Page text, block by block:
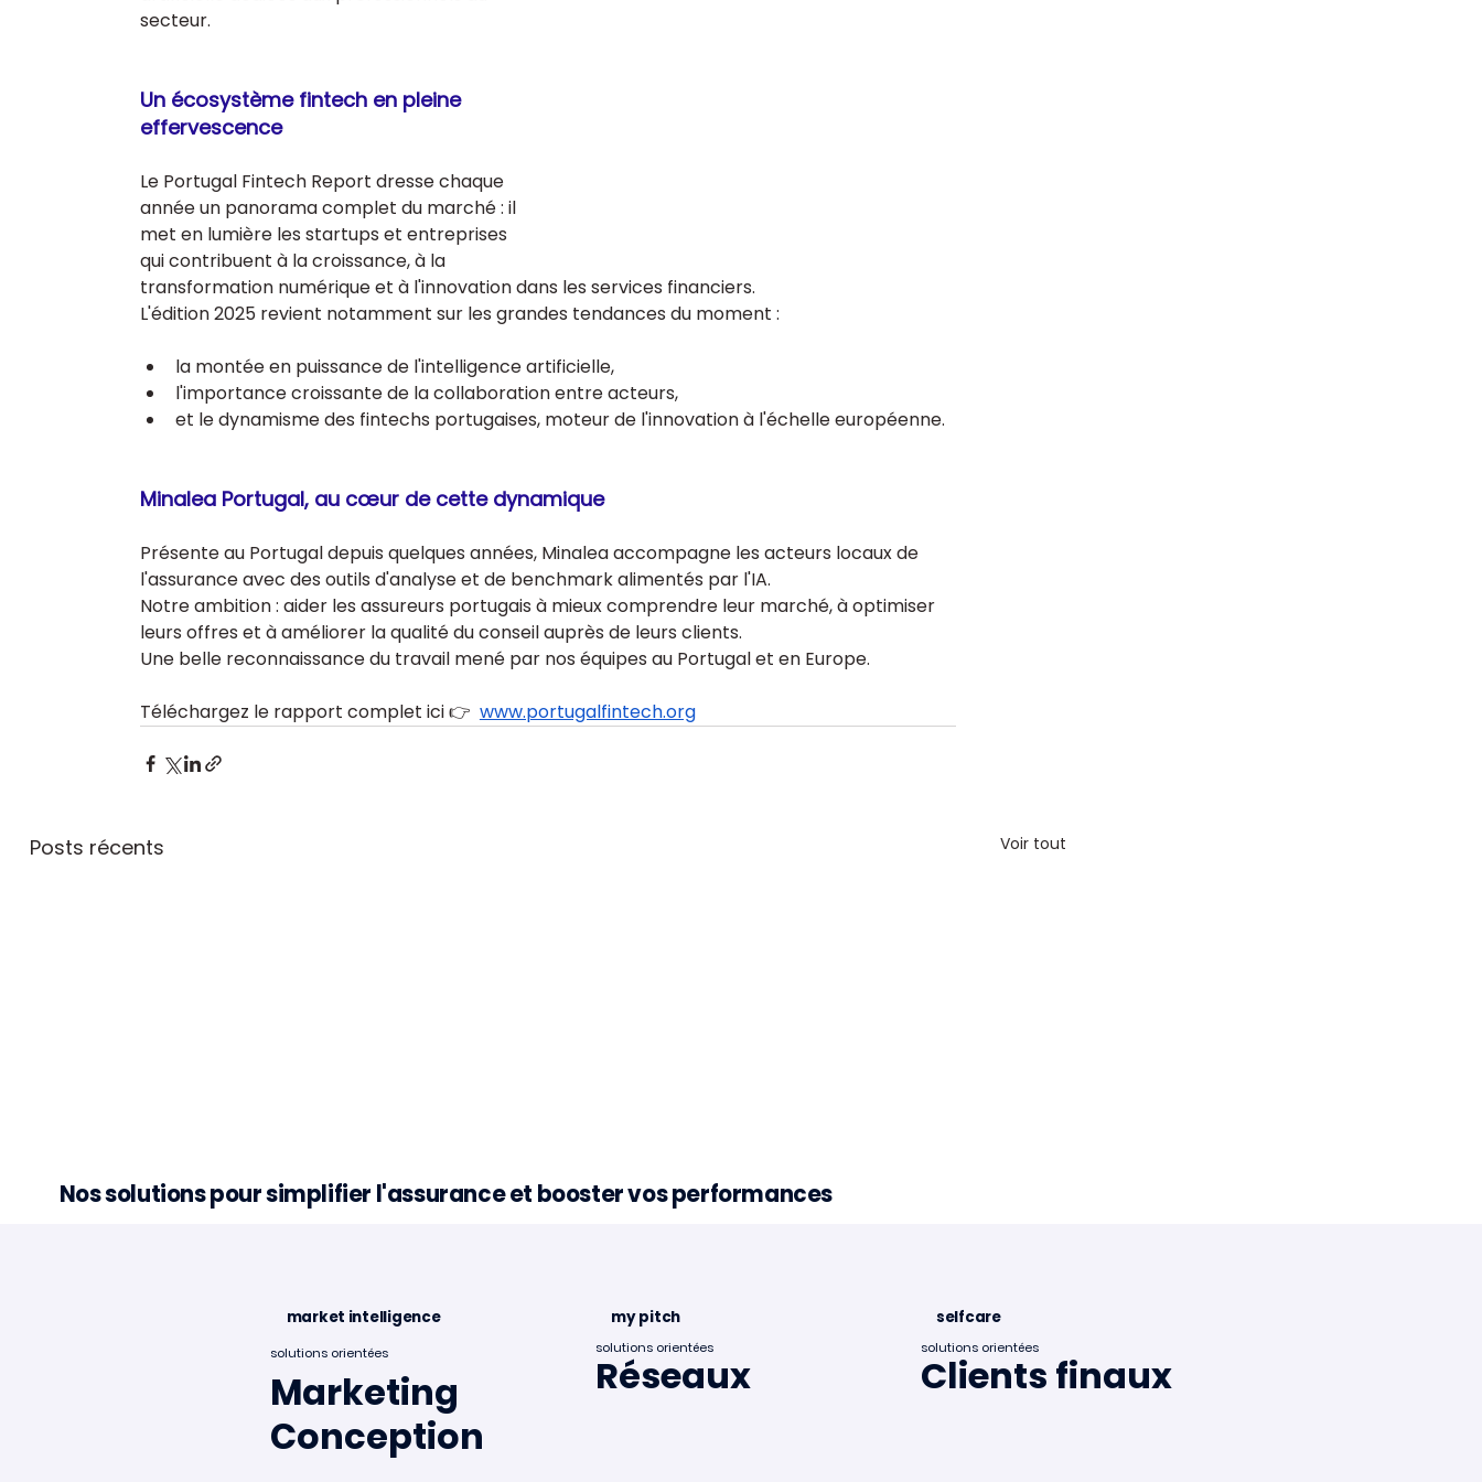
secteur.
Un écosystème fintech en pleine
effervescence
Le Portugal Fintech Report dresse chaque
année un panorama complet du marché : il
met en lumière les startups et entreprises
qui contribuent à la croissance, à la
transformation numérique et à l'innovation dans les services financiers.
L'édition 2025 revient notamment sur les grandes tendances du moment :
la montée en puissance de l'intelligence artificielle,
l'importance croissante de la collaboration entre acteurs,
et le dynamisme des fintechs portugaises, moteur de l'innovation à l'échelle européenne.
Minalea Portugal, au cœur de cette dynamique
Présente au Portugal depuis quelques années, Minalea accompagne les acteurs locaux de
l'assurance avec des outils d'analyse et de benchmark alimentés par l'IA.
Notre ambition : aider les assureurs portugais à mieux comprendre leur marché, à optimiser
leurs offres et à améliorer la qualité du conseil auprès de leurs clients.
Une belle reconnaissance du travail mené par nos équipes au Portugal et en Europe.
Téléchargez le rapport complet ici 👉 www.portugalfintech.org
Posts récents Voir tout
Minalea dans le mapping
des startups françaises
2026 🌐
Nos solutions pour simplifier l'assurance et booster vos performances
market intelligence
solutions orientées
Marketing
Conception
my pitch
solutions orientées
Réseaux
selfcare
solutions orientées
Clients finaux